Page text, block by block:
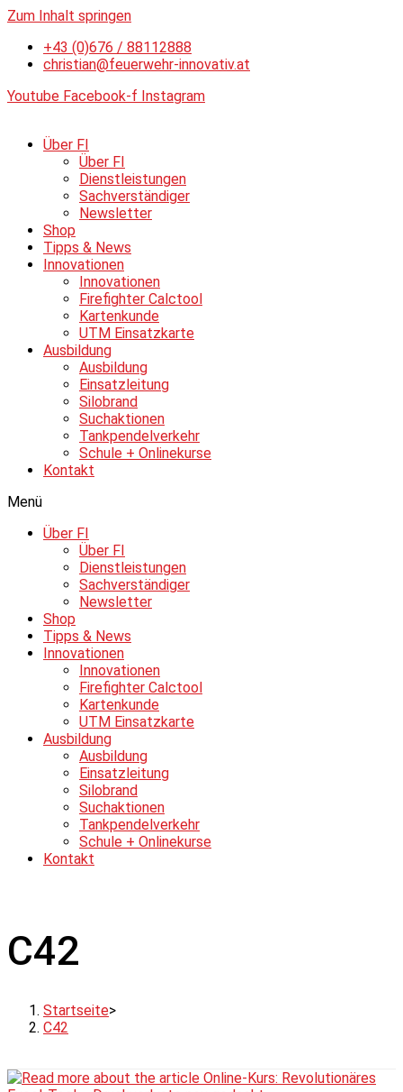
Zum Inhalt springen
+43 (0)676 / 88112888
christian@feuerwehr-innovativ.at
Youtube Facebook-f Instagram
Über FI
Über FI
Dienstleistungen
Sachverständiger
Newsletter
Shop
Tipps & News
Innovationen
Innovationen
Firefighter Calctool
Kartenkunde
UTM Einsatzkarte
Ausbildung
Ausbildung
Einsatzleitung
Silobrand
Suchaktionen
Tankpendelverkehr
Schule + Onlinekurse
Kontakt
Menü
Über FI
Über FI
Dienstleistungen
Sachverständiger
Newsletter
Shop
Tipps & News
Innovationen
Innovationen
Firefighter Calctool
Kartenkunde
UTM Einsatzkarte
Ausbildung
Ausbildung
Einsatzleitung
Silobrand
Suchaktionen
Tankpendelverkehr
Schule + Onlinekurse
Kontakt
C42
Startseite>
C42